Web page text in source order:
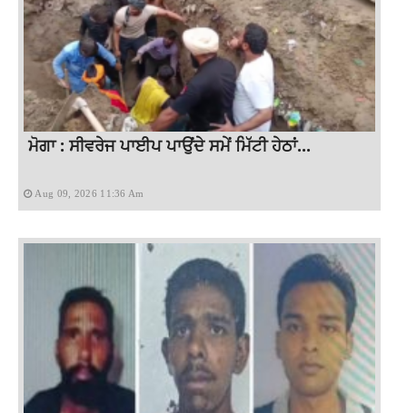
ਮੋਗਾ : ਸੀਵਰੇਜ ਪਾਈਪ ਪਾਉਂਦੇ ਸਮੇਂ ਮਿੱਟੀ ਹੇਠਾਂ...
Aug 09, 2026 11:36 Am